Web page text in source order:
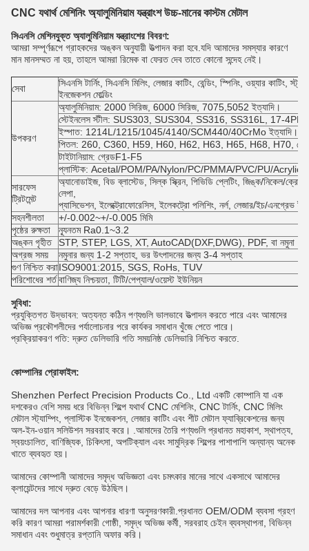
CNC যথার্থ মেশিনিং অ্যালুমিনিয়াম যন্ত্রাংশ উচ্চ-মানের কাস্টম মেটাল
সিএনসি মেশিনযুক্ত অ্যালুমিনিয়াম যন্ত্রাংশের বিবরণ:
আমরা সম্পূর্ণরূপে গ্রাহকদের অঙ্কন অনুযায়ী উত্পাদন করা হবে.যদি আমাদের সমস্যার কারণে
মান মানসম্মত না হয়, তাহলে আমরা রিমেক বা ফেরত দেব তাতে কোনো সন্দেহ নেই।
সেবা
সিএনসি টার্নিং, সিএনসি মিলিং, লেজার কাটিং, বেন্ডিং, স্পিনিং, ওয়্যার কাটিং,
ইনজেকশন মোল্ডিং
উপকরণ
অ্যালুমিনিয়াম: 2000 সিরিজ, 6000 সিরিজ, 7075,5052 ইত্যাদি।
স্টেইনলেস স্টীল: SUS303, SUS304, SS316, SS316L, 17-4PH
ইস্পাত: 1214L/1215/1045/4140/SCM440/40CrMo ইত্যাদি।
পিতল: 260, C360, H59, H60, H62, H63, H65, H68, H70,
টাইটানিয়াম: গ্রেডF1-F5
প্লাস্টিক: Acetal/POM/PA/Nylon/PC/PMMA/PVC/PU/Acrylic/
সারফেস
ট্রিটমেন্ট
অ্যানোডাইজ, বিড ব্লাস্টেড, সিল্ক স্ক্রিন, পিভিডি প্লেটিং, জিঙ্ক/নিকেল/ক্রোম/
লেপা,
প্যাসিভেশন, ইলেক্ট্রোফোরেসিস, ইলেকট্রো পলিশিং, নর্ল, লেজার/ইচ/এনগ্রেভ
সহনশীলতা
+/-0.002~+/-0.005 মিমি
পৃষ্ঠের রুক্ষতা
ন্যূনতম Ra0.1~3.2
অঙ্কন গৃহীত
STP, STEP, LGS, XT, AutoCAD(DXF,DWG), PDF, বা নমুনা
অগ্রজ সময়
নমুনার জন্য 1-2 সপ্তাহ, ভর উৎপাদনের জন্য 3-4 সপ্তাহ
গুণ নিশ্চিত করাISO9001:2015, SGS, RoHs, TUV
পরিশোধের শর্তবাণিজ্য নিশ্চয়তা, টিটি/পেপ্যাল/ওয়েস্ট ইউনিয়ন
সুবিধা:
প্রযুক্তিগত উদ্ভাবন: অত্যন্ত কঠিন পণ্যগুলি ভালভাবে উত্পাদন করতে পারে এবং আমাদের
অভিজ্ঞ প্রকৌশলীদের পর্যালোচনার পরে কার্যকর সমাধান খুঁজে পেতে পারে।
প্রক্রিয়াকরণ গতি: দ্রুত ডেলিভারি গতি সময়নিষ্ঠ ডেলিভারি নিশ্চিত করতে.
কোম্পানির প্রোফাইল:
Shenzhen Perfect Precision Products Co., Ltd একটি কোম্পানি যা এক
দশকেরও বেশি সময় ধরে বিভিন্ন শিল্পে যথার্থ CNC মেশিনিং, CNC টার্নিং, CNC মিলিং
মেটাল স্ট্যাম্পিং, প্লাস্টিক ইনজেকশন, লেজার কাটিং এবং শীট মেটাল ফ্যাব্রিকেশনের জন্য
অল-ইন-ওয়ান সলিউশন সরবরাহ করে। .আমাদের তৈরি পণ্যগুলি প্রধানত মহাকাশ, স্থাপত্য,
স্বয়ংচালিত, বাণিজ্যিক, চিকিৎসা, অপটিক্যাল এবং সামুদ্রিক শিল্পের পাশাপাশি অন্যান্য অনেক
খাতে ব্যবহৃত হয়।
আমাদের কোম্পানী আমাদের সমৃদ্ধ অভিজ্ঞতা এবং চমৎকার মানের সাথে একসাথে আমাদের
ক্লায়েন্টদের সাথে দ্রুত বেড়ে উঠছিল।
আমাদের দল আপনার এবং আপনার ধারণা অনুসরণকারী.প্রধানত OEM/ODM ব্যবসা গ্রহণ
করি কারণ আমরা পরামর্শকারী গোষ্ঠী, সমৃদ্ধ অভিজ্ঞ কর্মী, সরবরাহ চেইন ব্যবস্থাপনা, বিভিন্ন
সমাধান এবং শুধুমাত্র রপ্তানি অফার করি।